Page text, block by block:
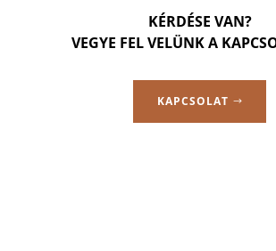
KÉRDÉSE VAN?
VEGYE FEL VELÜNK A
KAPCSOLAT